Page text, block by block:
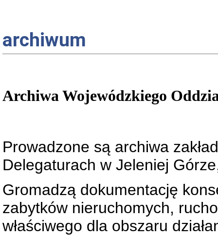
archiwum
Archiwa Wojewódzkiego
Prowadzone są archiwa
Delegaturach w Jeleniej
Gromadzą dokumentację
zabytków nieruchomych,
właściwego dla obszaru